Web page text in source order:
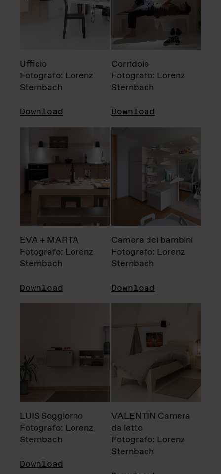
Ufficio
Fotografo: Lorenz
Sternbach
Download
Corridoio
Fotografo: Lorenz
Sternbach
Download
EVA + MARTA
Fotografo: Lorenz
Sternbach
Download
Camera dei bambini
Fotografo: Lorenz
Sternbach
Download
LUIS Soggiorno
Fotografo: Lorenz
Sternbach
Download
VALENTIN Camera
da letto
Fotografo: Lorenz
Sternbach